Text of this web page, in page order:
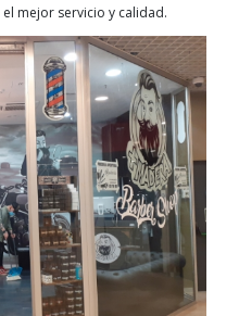
mejor servicio y calidad.